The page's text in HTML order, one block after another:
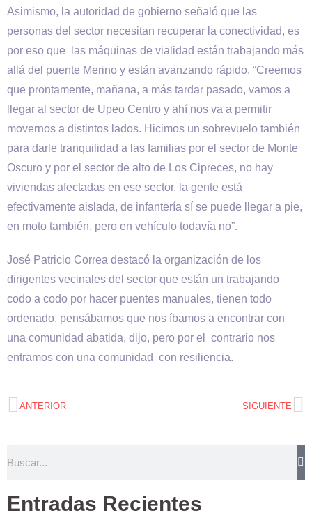
Asimismo, la autoridad de gobierno señaló que las
personas del sector necesitan recuperar la conectividad, es
por eso que las máquinas de vialidad están trabajando más
allá del puente Merino y están avanzando rápido. “Creemos
que prontamente, mañana, a más tardar pasado, vamos a
llegar al sector de Upeo Centro y ahí nos va a permitir
movernos a distintos lados. Hicimos un sobrevuelo también
para darle tranquilidad a las familias por el sector de Monte
Oscuro y por el sector de alto de Los Cipreces, no hay
viviendas afectadas en ese sector, la gente está
efectivamente aislada, de infantería sí se puede llegar a pie,
en moto también, pero en vehículo todavía no”.
José Patricio Correa destacó la organización de los
dirigentes vecinales del sector que están un trabajando
codo a codo por hacer puentes manuales, tienen todo
ordenado, pensábamos que nos íbamos a encontrar con
una comunidad abatida, dijo, pero por el contrario nos
entramos con una comunidad con resiliencia.
ANTERIOR SIGUIENTE
Entradas Recientes